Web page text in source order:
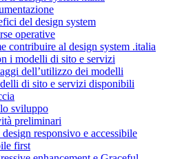
del design system
operative
contribuire al design system .italia
i modelli di sito e servizi
dell’utilizzo dei modelli
di sito e servizi disponibili
sviluppo
preliminari
responsivo e accessibile
first